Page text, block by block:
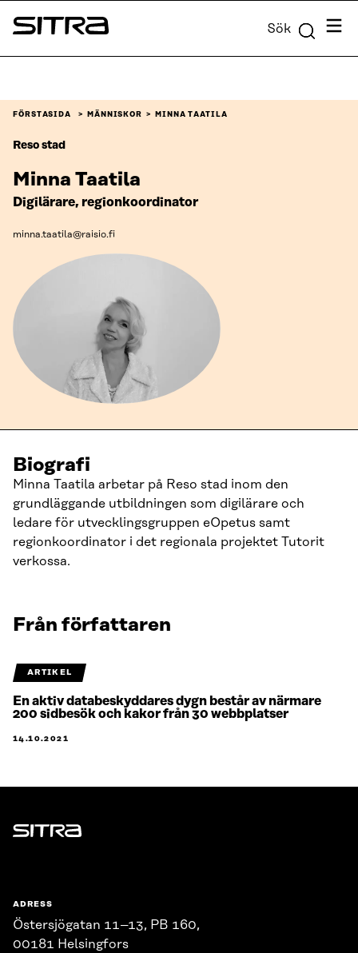
Skip to
content
Sitra Sök Meny
FÖRSTASIDA MÄNNISKOR MINNA TAATILA
Reso stad
Minna Taatila
Digilärare, regionkoordinator
minna.taatila@raisio.fi
Biografi
Minna Taatila arbetar på Reso stad inom den
grundläggande utbildningen som digilärare och
ledare för utvecklingsgruppen eOpetus samt
regionkoordinator i det regionala projektet Tutorit
verkossa.
Från författaren
ARTIKEL
En aktiv databeskyddares dygn består av närmare
200 sidbesök och kakor från 30 webbplatser
14.10.2021
Sitra
ADRESS
Östersjögatan 11–13, PB 160,
00181 Helsingfors